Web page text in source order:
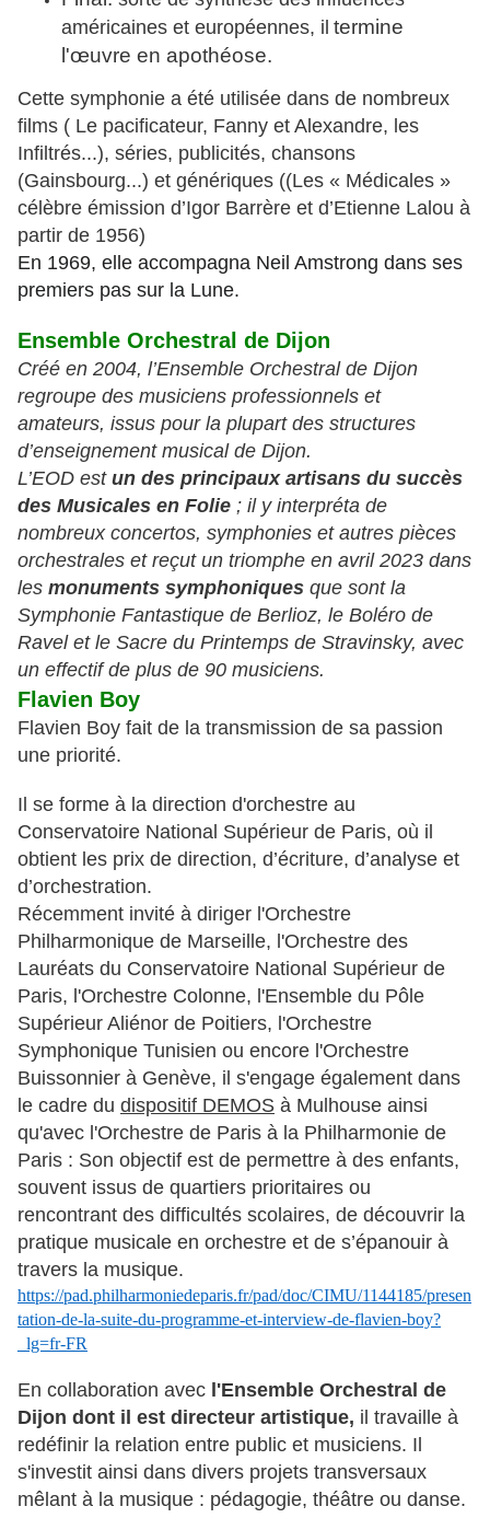
américaines et européennes, il termine
l'œuvre en apothéose.
Cette symphonie a été utilisée dans de nombreux
films ( Le pacificateur, Fanny et Alexandre, les
Infiltrés...), séries, publicités, chansons
(Gainsbourg...) et génériques ((Les « Médicales »
célèbre émission d’Igor Barrère et d’Etienne Lalou à
partir de 1956)
En 1969, elle accompagna Neil Amstrong dans ses
premiers pas sur la Lune.
Ensemble Orchestral de Dijon
Créé en 2004, l’Ensemble Orchestral de Dijon
regroupe des musiciens professionnels et
amateurs, issus pour la plupart des structures
d’enseignement musical de Dijon.
L’EOD est un des principaux artisans du succès
des Musicales en Folie ; il y interpréta de
nombreux concertos, symphonies et autres pièces
orchestrales et reçut un triomphe en avril 2023 dans
les monuments symphoniques que sont la
Symphonie Fantastique de Berlioz, le Boléro de
Ravel et le Sacre du Printemps de Stravinsky, avec
un effectif de plus de 90 musiciens.
Flavien Boy
Flavien Boy fait de la transmission de sa passion
une priorité.
Il se forme à la direction d'orchestre au
Conservatoire National Supérieur de Paris, où il
obtient les prix de direction, d’écriture, d’analyse et
d’orchestration.
Récemment invité à diriger l'Orchestre
Philharmonique de Marseille, l'Orchestre des
Lauréats du Conservatoire National Supérieur de
Paris, l'Orchestre Colonne, l'Ensemble du Pôle
Supérieur Aliénor de Poitiers, l'Orchestre
Symphonique Tunisien ou encore l'Orchestre
Buissonnier à Genève, il s'engage également dans
le cadre du dispositif DEMOS à Mulhouse ainsi
qu'avec l'Orchestre de Paris à la Philharmonie de
Paris : Son objectif est de permettre à des enfants,
souvent issus de quartiers prioritaires ou
rencontrant des difficultés scolaires, de découvrir la
pratique musicale en orchestre et de s’épanouir à
travers la musique.
https://pad.philharmoniedeparis.fr/pad/doc/CIMU/1144185/presen
tation-de-la-suite-du-programme-et-interview-de-flavien-boy?
_lg=fr-FR
En collaboration avec l'Ensemble Orchestral de
Dijon dont il est directeur artistique, il travaille à
redéfinir la relation entre public et musiciens. Il
s'investit ainsi dans divers projets transversaux
mêlant à la musique : pédagogie, théâtre ou danse.